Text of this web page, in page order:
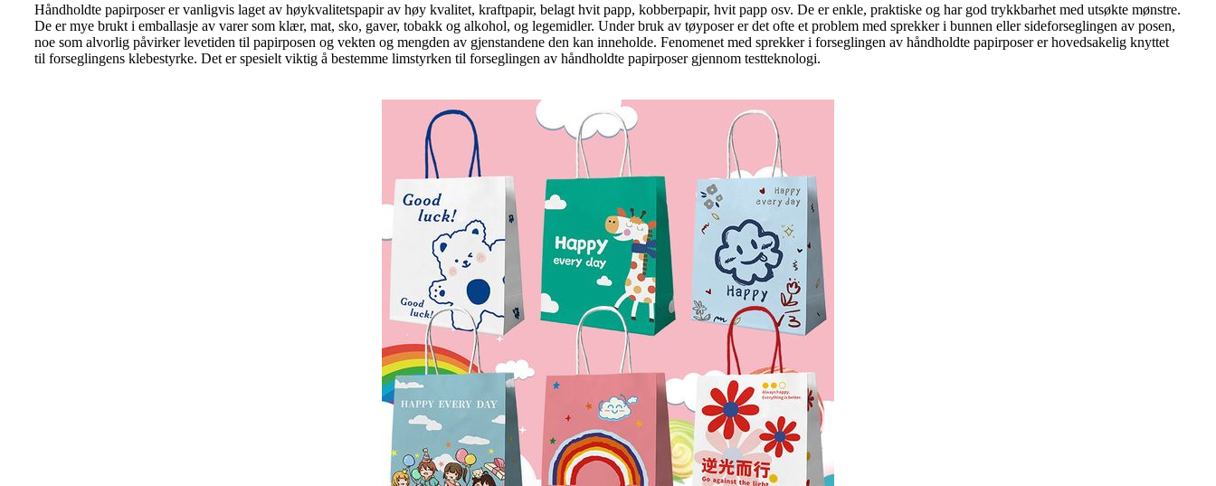
Håndholdte papirposer er vanligvis laget av høykvalitetspapir av høy kvalitet, kraftpapir, belagt hvit papp, kobberpapir, hvit papp osv. De er enkle, praktiske og har god trykkbarhet med utsøkte mønstre.
De er mye brukt i emballasje av varer som klær, mat, sko, gaver, tobakk og alkohol, og legemidler. Under bruk av tøyposer er det ofte et problem med sprekker i bunnen eller sideforseglingen av posen,
noe som alvorlig påvirker levetiden til papirposen og vekten og mengden av gjenstandene den kan inneholde. Fenomenet med sprekker i forseglingen av håndholdte papirposer er hovedsakelig knyttet
til forseglingens klebestyrke. Det er spesielt viktig å bestemme limstyrken til forseglingen av håndholdte papirposer gjennom testteknologi.